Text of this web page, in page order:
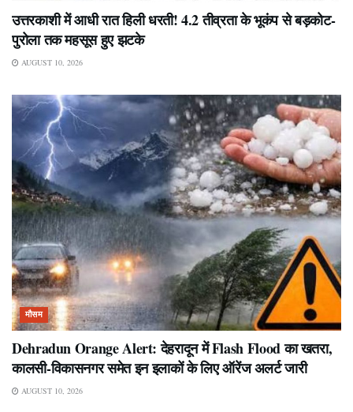
उत्तरकाशी में आधी रात हिली धरती! 4.2 तीव्रता के भूकंप से बड़कोट-
पुरोला तक महसूस हुए झटके
AUGUST 10, 2026
मौसम
Dehradun Orange Alert: देहरादून में Flash Flood का खतरा,
कालसी-विकासनगर समेत इन इलाकों के लिए ऑरेंज अलर्ट जारी
AUGUST 10, 2026